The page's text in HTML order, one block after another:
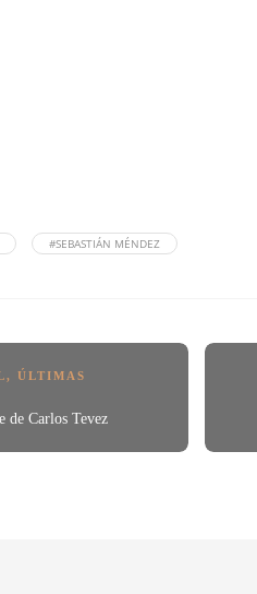
#SEBASTIÁN MÉNDEZ
,ÚLTIMAS
de Carlos Tevez